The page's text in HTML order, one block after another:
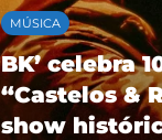
MÚSICA
BK’ celebra
“Castelos &
show